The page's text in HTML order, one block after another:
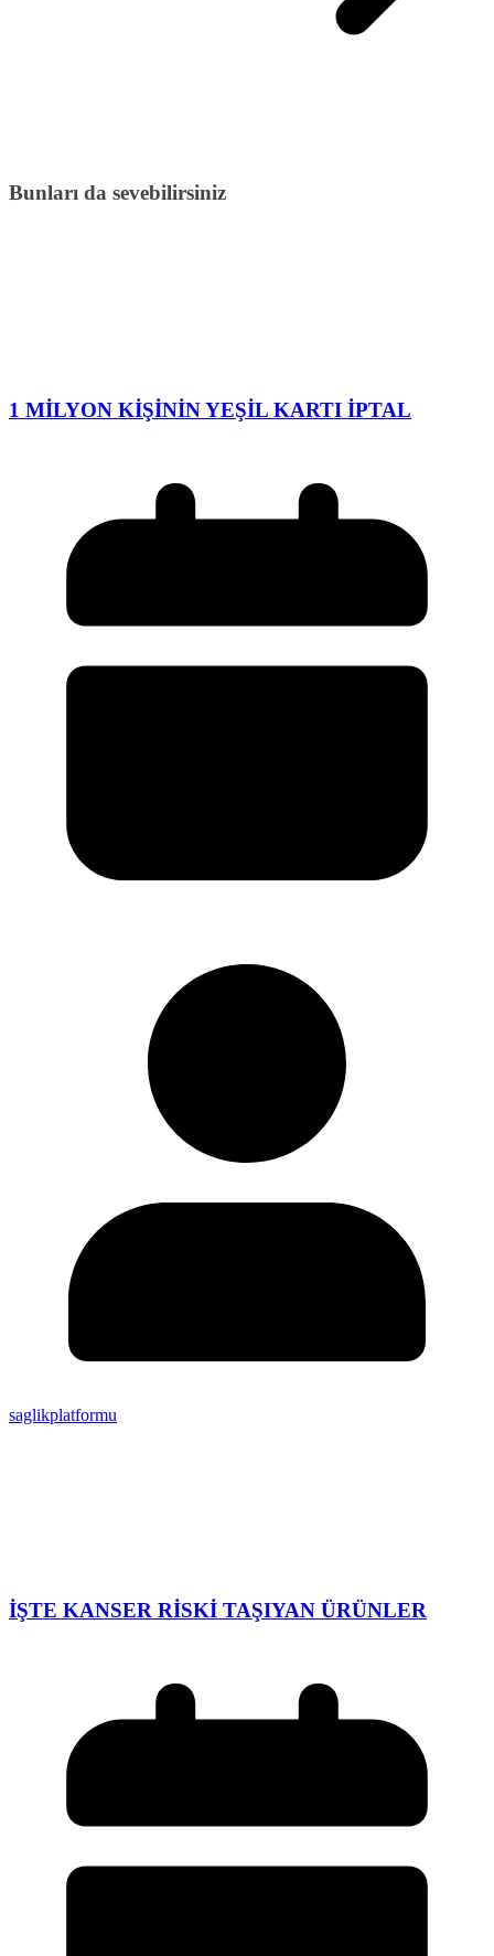
Bunları da sevebilirsiniz
1 MİLYON KİŞİNİN YEŞİL KARTI İPTAL
saglikplatformu
İŞTE KANSER RİSKİ TAŞIYAN ÜRÜNLER